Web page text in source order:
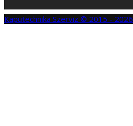
Kaputechnika Szerviz © 2015 - 2026